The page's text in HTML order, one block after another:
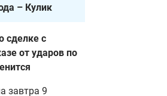
– Кулик
сделке с
от ударов по
завтра 9